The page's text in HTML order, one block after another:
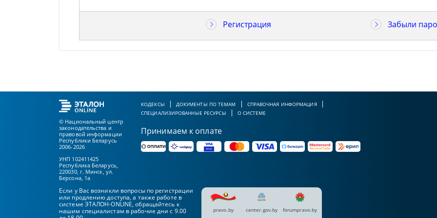
Регистрация Забыли
© Национальный центр
законодательства и
правовой информации
Республики Беларусь
2006-2026
УНП 102411425
Республика Беларусь,
220030, г. Минск, ул.
Берсона, 1а
КОДЕКСЫ ДОКУМЕНТЫ ПО ТЕМАМ
СПРАВОЧНАЯ ИНФОРМАЦИЯ
СПЕЦИАЛИЗИРОВАННЫЕ РЕСУРСЫ
О СИСТЕМЕ
Принимаем к оплате
Если у Вас возникли вопросы по регистрации
или продлению доступа, а также работе в
системе ЭТАЛОН-ONLINE, обращайтесь к
нашим специалистам в рабочие дни с 9.00
pravo.by center.gov.by forumpravo.by